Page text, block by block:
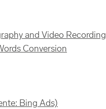
and Video Recording
Conversion
Bing Ads)